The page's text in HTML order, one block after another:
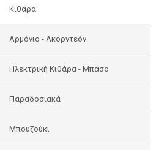
Κιθάρα
Αρμόνιο - Ακορντεόν
Ηλεκτρική Κιθάρα - Μπάσο
Παραδοσιακά
Μπουζούκι